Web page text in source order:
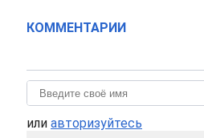
КОММЕНТАРИИ
или авторизуйтесь